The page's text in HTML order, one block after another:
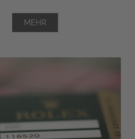
MEHR